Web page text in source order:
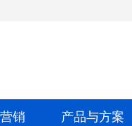
销 产品与方案